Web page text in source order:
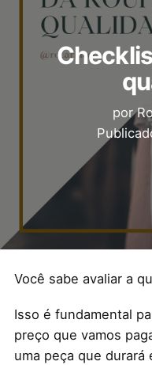
por
Você sabe avaliar a
Isso é fundamental
preço que vamos
uma peça que durará